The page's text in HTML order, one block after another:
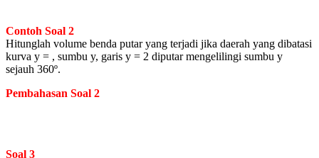
Contoh Soal 2
Hitunglah volume benda putar yang terjadi jika daerah yang dibatasi
kurva y = , sumbu y, garis y = 2 diputar mengelilingi sumbu y
sejauh 360º.
Pembahasan Soal 2
Soal 3